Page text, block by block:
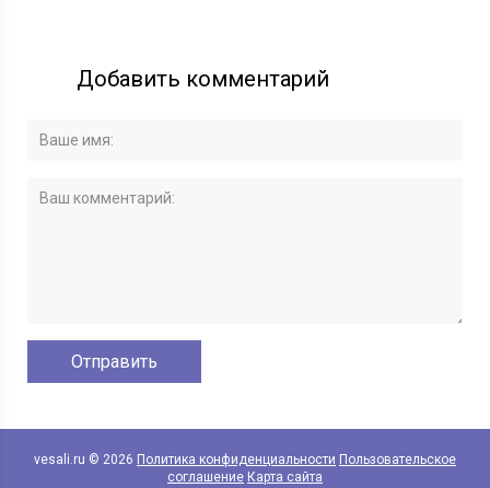
Добавить комментарий
vesali.ru © 2026 Политика конфиденциальности Пользовательское
соглашение Карта сайта